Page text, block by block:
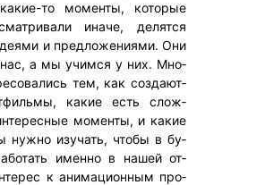
то мо­мен­ты, ко­торые
ина­че, де­лят­ся
и пред­ло­жени­ями. Они
нас, а мы учим­ся у них. Мно­
тем, как соз­да­ют­
ка­кие есть слож­
мо­мен­ты, и ка­кие
нуж­но изу­чать, что­бы в бу­
имен­но в на­шей от­
к ани­маци­он­ным про­